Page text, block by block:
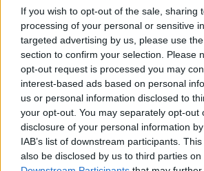
If you wish to opt-out of the sale, sharing
processing of your personal or sensitive
targeted advertising by us, please use
section to confirm your selection. Please
opt-out request is processed you may
interest-based ads based on personal
us or personal information disclosed to
your opt-out. You may separately opt-out
disclosure of your personal information
IAB’s list of downstream participants.
also be disclosed by us to third parties on
επιλογές Συντάξεις Ιουλίου